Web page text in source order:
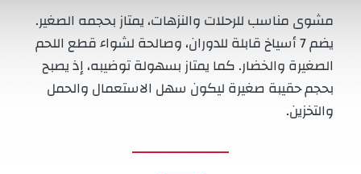
مشوى مناسب للرحلات والنزهات، يمتاز بحجمه الصغير.
يضم 7 أسياخ قابلة للدوران، وصالحة لشواء قطع اللحم
الصغيرة والخضار. كما يمتاز بسهولة توضيبه، إذ يصبح
بحجم حقيبة صغيرة ليكون سهل الاستعمال والحمل
والتخزين.